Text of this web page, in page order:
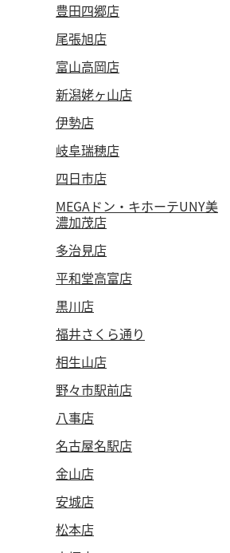
豊田四郷店
尾張旭店
富山高岡店
新潟姥ヶ山店
伊勢店
岐阜瑞穂店
四日市店
MEGAドン・キホーテUNY美
濃加茂店
多治見店
平和堂高富店
黒川店
福井さくら通り
相生山店
野々市駅前店
八事店
名古屋名駅店
金山店
安城店
松本店